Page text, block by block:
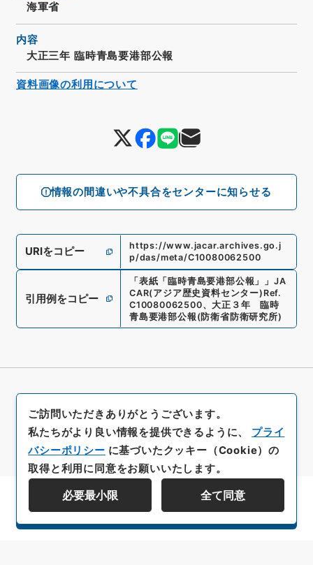
情報の間違いや不具合をセンターに知らせる
海軍省
内容
大正三年 臨時青島要港部公報
URIをコピー
https://www.jacar.archives.go.j
p/das/meta/C10080062500
引用例をコピー
「表紙「臨時青島要港部公報」 」 JA
CAR(アジア歴史資料センター) Ref.
C10080062500、大正３年 臨時
青島要港部公報 (防衛省防衛研究所)
資料画像の利用について
資料群階層を表示する
ご訪問いただきありがとうございます。
私たちがより良い情報を提供できるように、 プライ
バシーポリシー に基づいたクッキー（Cookie）の
取得と利用に同意をお願いいたします。
必要最小限 全て同意